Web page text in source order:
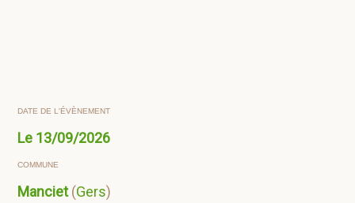
DATE DE L'ÉVÈNEMENT
Le 13/09/2026
COMMUNE
Manciet(Gers)